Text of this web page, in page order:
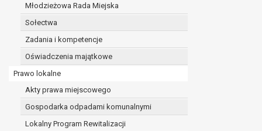
Młodzieżowa Rada Miejska
Sołectwa
Zadania i kompetencje
Oświadczenia majątkowe
Prawo lokalne
Akty prawa miejscowego
Gospodarka odpadami komunalnymi
Lokalny Program Rewitalizacji
ochrony żywotnych interesów osoby, której
w pozostałych przypadkach dane osobowe
W związku z przetwarzaniem danych w celu
osobowych. Odbiorcami mogą być:
Pani/Pana dane osobowe będą przetwarzane przez
przepisy prawa powszechnie obowiązującego.
W przypadku, gdy dane osobowe przetwarzane są na